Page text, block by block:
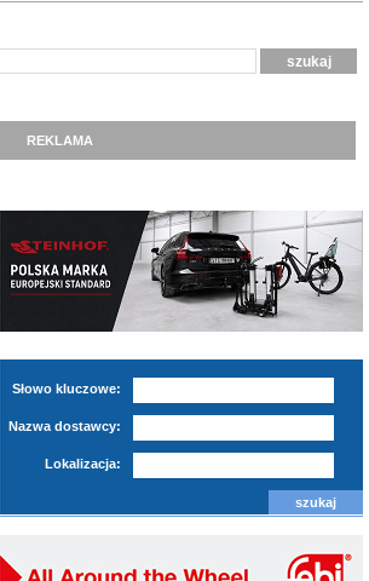
REKLAMA
Słowo kluczowe:
Nazwa dostawcy:
Lokalizacja: